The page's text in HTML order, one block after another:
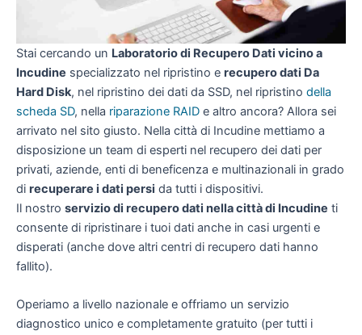
Stai cercando un Laboratorio di Recupero Dati vicino a
Incudine specializzato nel ripristino e recupero dati Da
Hard Disk, nel ripristino dei dati da SSD, nel ripristino della
scheda SD, nella riparazione RAID e altro ancora? Allora sei
arrivato nel sito giusto. Nella città di Incudine mettiamo a
disposizione un team di esperti nel recupero dei dati per
privati, aziende, enti di beneficenza e multinazionali in grado
di recuperare i dati persi da tutti i dispositivi.
Il nostro servizio di recupero dati nella città di Incudine ti
consente di ripristinare i tuoi dati anche in casi urgenti e
disperati (anche dove altri centri di recupero dati hanno
fallito).
Operiamo a livello nazionale e offriamo un servizio
diagnostico unico e completamente gratuito (per tutti i